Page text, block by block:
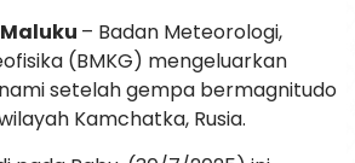
– Badan Meteorologi,
(BMKG) mengeluarkan
setelah gempa bermagnitudo
Kamchatka, Rusia.